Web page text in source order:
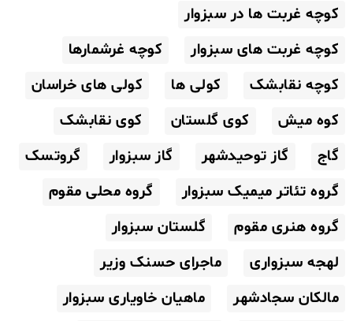
کوچه غربت ها در سبزوار
کوچه غربت های سبزوار
کوچه غرشمارها
کوچه نقابشک
کولی ها
کولی های خراسان
کوه میش
کوی گلستان
کوی نقابشک
گاج
گاز توحیدشهر گاز سبزوار
گروتسک
گروه تئاتر میمیک سبزوار
گروه محلی مقوم
گروه هنری مقوم
گلستان سبزوار
لهجه سبزواری
ماجرای حسنک وزیر
مالکان سجادشهر
ماهیان خاویاری سبزوار